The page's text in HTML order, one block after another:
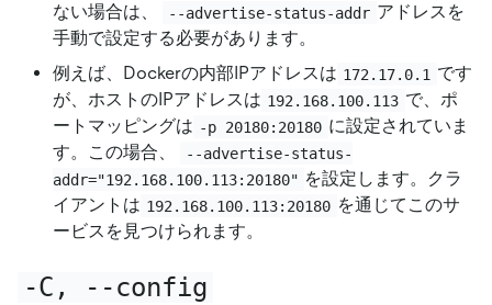
ない場合は、
--advertise-status-addr アドレスを
手動で設定する必要があります。
例えば、Dockerの内部IPアドレスは 172.17.0.1 です
が、ホストのIPアドレスは 192.168.100.113 で、ポ
ートマッピングは -p 20180:20180 に設定されていま
す。この場合、
--advertise-status-
addr="192.168.100.113:20180" を設定します。クラ
イアントは 192.168.100.113:20180 を通じてこのサ
ービスを見つけられます。
-C, --config